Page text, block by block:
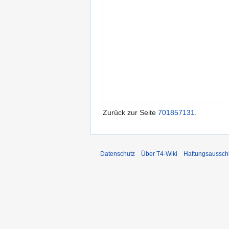
Zurück zur Seite 701857131.
Datenschutz Über T4-Wiki